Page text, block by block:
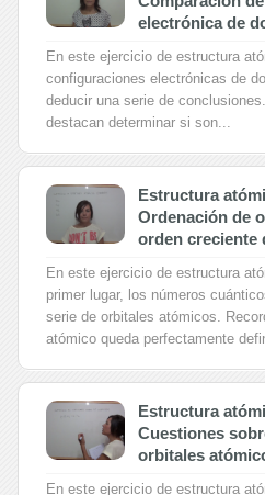
electrónica de
En este ejercicio de estructura
configuraciones electrónicas de
deducir una serie de
destacan determinar si son...
Estructura
Ordenación de
orden creciente
En este ejercicio de estructura
primer lugar, los números
serie de orbitales atómicos.
atómico queda perfectamente
Estructura
Cuestiones
orbitales
En este ejercicio de estructura